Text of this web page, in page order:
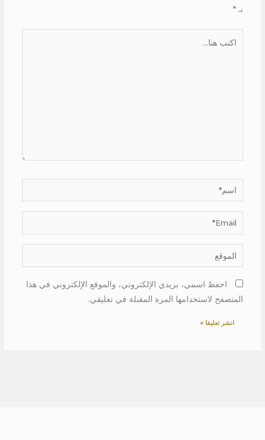
بـ *
اسم*
Email*
الموقع
احفظ اسمي، بريدي الإلكتروني، والموقع الإلكتروني في هذا
المتصفح لاستخدامها المرة المقبلة في تعليقي.